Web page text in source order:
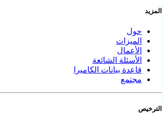
المزيد
حول
الميزات
الأعمال
الأسئلة الشائعة
قاعدة بيانات الكاميرا
مجتمع
الترخيص